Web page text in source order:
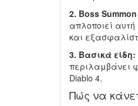
2. Boss
απλοποιεί
και
3. Βασικά είδη:
περιλαμβάνει
Diablo 4.
Πώς να